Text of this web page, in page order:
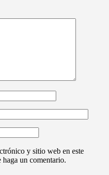
y sitio web en este
un comentario.